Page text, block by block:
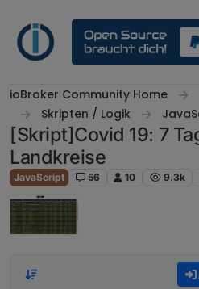
ioBroker Community Home
Skripten / Logik
[Skript]Covid 19: 7
Landkreise
JavaScript 56 10 9.3k